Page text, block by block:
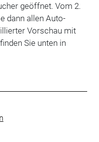
geöffnet. Vom 2.
dann allen Auto-
Vorschau mit
Sie unten in